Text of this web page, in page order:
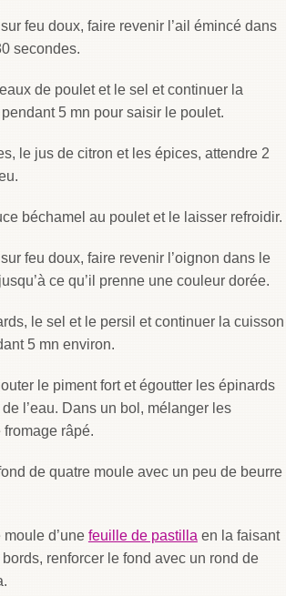
feu doux, faire revenir l’ail émincé dans
secondes.
de poulet et le sel et continuer la
5 mn pour saisir le poulet.
le jus de citron et les épices, attendre 2
béchamel au poulet et le laisser refroidir.
feu doux, faire revenir l’oignon dans le
ce qu’il prenne une couleur dorée.
le sel et le persil et continuer la cuisson
5 mn environ.
le piment fort et égoutter les épinards
l’eau. Dans un bol, mélanger les
râpé.
de quatre moule avec un peu de beurre
d’une feuille de pastilla en la faisant
renforcer le fond avec un rond de